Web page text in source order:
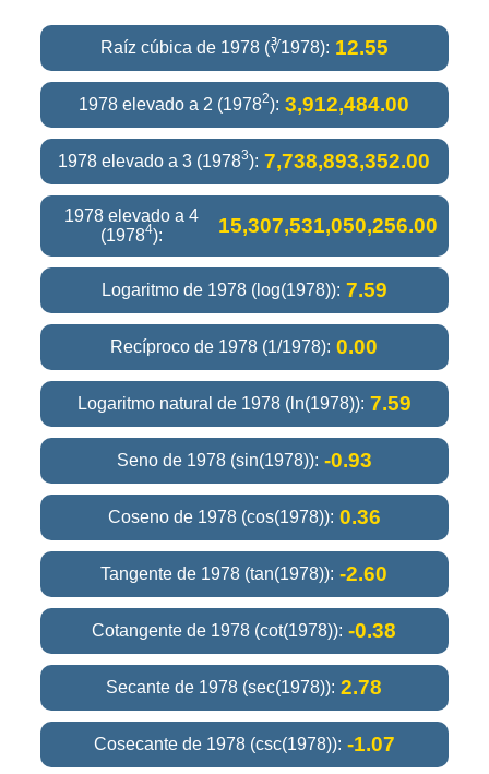
Raíz cúbica de 1978 (∛1978): 12.55
1978 elevado a 2 (19782): 3,912,484.00
1978 elevado a 3 (19783): 7,738,893,352.00
1978 elevado a 4
(19784): 15,307,531,050,256.00
Logaritmo de 1978 (log(1978)): 7.59
Recíproco de 1978 (1/1978): 0.00
Logaritmo natural de 1978 (ln(1978)): 7.59
Seno de 1978 (sin(1978)): -0.93
Coseno de 1978 (cos(1978)): 0.36
Tangente de 1978 (tan(1978)): -2.60
Cotangente de 1978 (cot(1978)): -0.38
Secante de 1978 (sec(1978)): 2.78
Cosecante de 1978 (csc(1978)): -1.07